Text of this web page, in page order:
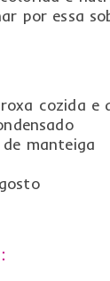
por essa
cozida e
manteiga